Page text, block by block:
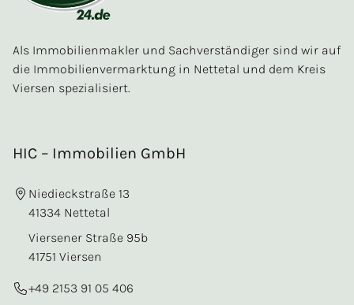
Als Immobilienmakler und Sachverständiger sind wir auf
die Immobilienvermarktung in Nettetal und dem Kreis
Viersen spezialisiert.
HIC – Immobilien GmbH
Niedieckstraße 13
41334 Nettetal
Viersener Straße 95b
41751 Viersen
+49 2153 91 05 406